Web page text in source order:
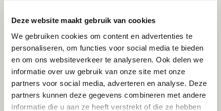
Deze website maakt gebruik van cookies
We gebruiken cookies om content en advertenties te
personaliseren, om functies voor social media te bieden
en om ons websiteverkeer te analyseren. Ook delen we
informatie over uw gebruik van onze site met onze
partners voor social media, adverteren en analyse. Deze
partners kunnen deze gegevens combineren met andere
informatie die u aan ze heeft verstrekt of die ze hebben
Adoptie 06-08-2026
Luna
Spanje